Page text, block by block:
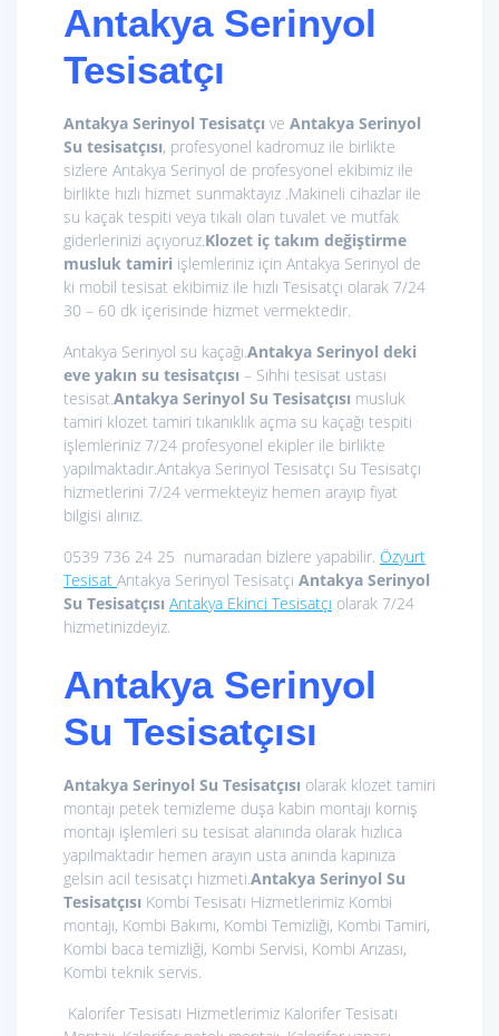
Antakya Serinyol
Tesisatçı
Antakya Serinyol Tesisatçı ve Antakya Serinyol
Su tesisatçısı, profesyonel kadromuz ile birlikte
sizlere Antakya Serinyol de profesyonel ekibimiz ile
birlikte hızlı hizmet sunmaktayız .Makineli cihazlar ile
su kaçak tespiti veya tıkalı olan tuvalet ve mutfak
giderlerinizi açıyoruz.Klozet iç takım değiştirme
musluk tamiri işlemleriniz için Antakya Serinyol de
ki mobil tesisat ekibimiz ile hızlı Tesisatçı olarak 7/24
30 – 60 dk içerisinde hizmet vermektedir.
Antakya Serinyol su kaçağı.Antakya Serinyol deki
eve yakın su tesisatçısı – Sıhhi tesisat ustası
tesisat.Antakya Serinyol Su Tesisatçısı musluk
tamiri klozet tamiri tıkanıklık açma su kaçağı tespiti
işlemleriniz 7/24 profesyonel ekipler ile birlikte
yapılmaktadır.Antakya Serinyol Tesisatçı Su Tesisatçı
hizmetlerini 7/24 vermekteyiz hemen arayıp fiyat
bilgisi alınız.
0539 736 24 25 numaradan bizlere yapabilir. Özyurt
Tesisat Antakya Serinyol Tesisatçı Antakya Serinyol
Su Tesisatçısı Antakya Ekinci Tesisatçı olarak 7/24
hizmetinizdeyiz.
Antakya Serinyol
Su Tesisatçısı
Antakya Serinyol Su Tesisatçısı olarak klozet tamiri
montajı petek temizleme duşa kabin montajı korniş
montajı işlemleri su tesisat alanında olarak hızlıca
yapılmaktadır hemen arayın usta anında kapınıza
gelsin acil tesisatçı hizmeti.Antakya Serinyol Su
Tesisatçısı Kombi Tesisatı Hizmetlerimiz Kombi
montajı, Kombi Bakımı, Kombi Temizliği, Kombi Tamiri,
Kombi baca temizliği, Kombi Servisi, Kombi Arızası,
Kombi teknik servis.
Kalorifer Tesisatı Hizmetlerimiz Kalorifer Tesisatı